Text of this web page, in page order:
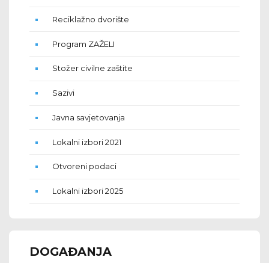
Reciklažno dvorište
Program ZAŽELI
Stožer civilne zaštite
Sazivi
Javna savjetovanja
Lokalni izbori 2021
Otvoreni podaci
Lokalni izbori 2025
DOGAĐANJA